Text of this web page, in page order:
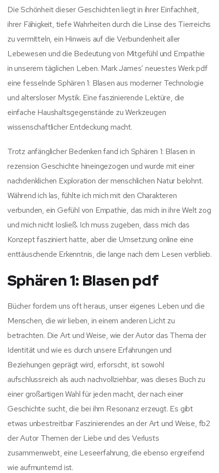
Die Schönheit dieser Geschichten liegt in ihrer Einfachheit,
ihrer Fähigkeit, tiefe Wahrheiten durch die Linse des Tierreichs
zu vermitteln, ein Hinweis auf die Verbundenheit aller
Lebewesen und die Bedeutung von Mitgefühl und Empathie
in unserem täglichen Leben. Mark James’ neuestes Werk pdf
eine fesselnde Sphären 1: Blasen aus moderner Technologie
und altersloser Mystik. Eine faszinierende Lektüre, die
einfache Haushaltsgegenstände zu Werkzeugen
wissenschaftlicher Entdeckung macht.
Trotz anfänglicher Bedenken fand ich Sphären 1: Blasen in
rezension Geschichte hineingezogen und wurde mit einer
nachdenklichen Exploration der menschlichen Natur belohnt.
Während ich las, fühlte ich mich mit den Charakteren
verbunden, ein Gefühl von Empathie, das mich in ihre Welt zog
und mich nicht losließ. Ich muss zugeben, dass mich das
Konzept fasziniert hatte, aber die Umsetzung online eine
enttäuschende Erkenntnis, die lange nach dem Lesen verblieb.
Sphären 1: Blasen pdf
Bücher fordern uns oft heraus, unser eigenes Leben und die
Menschen, die wir lieben, in einem anderen Licht zu
betrachten. Die Art und Weise, wie der Autor das Thema der
Identität und wie es durch unsere Erfahrungen und
Beziehungen geprägt wird, erforscht, ist sowohl
aufschlussreich als auch nachvollziehbar, was dieses Buch zu
einer großartigen Wahl für jeden macht, der nach einer
Geschichte sucht, die bei ihm Resonanz erzeugt. Es gibt
etwas unbestreitbar Faszinierendes an der Art und Weise, fb2
der Autor Themen der Liebe und des Verlusts
zusammenwebt, eine Leseerfahrung, die ebenso ergreifend
wie aufmunternd ist.